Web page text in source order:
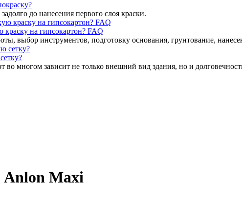
до нанесения первого слоя краски.
краску на гипсокартон? FAQ
выбор инструментов, подготовку основания, грунтование,
во многом зависит не только внешний вид здания, но и
Anlon Maxi